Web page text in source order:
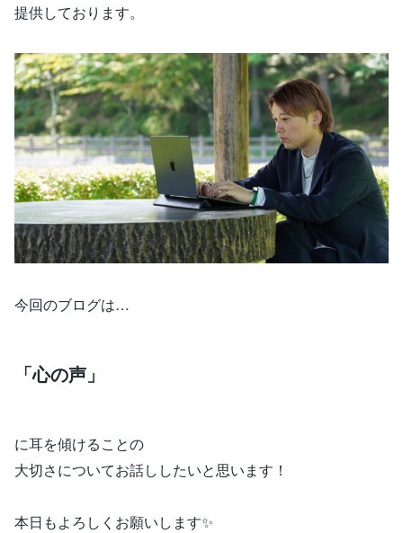
提供しております。
今回のブログは…
「心の声」
に耳を傾けることの
大切さについてお話ししたいと思います！
本日もよろしくお願いします✨